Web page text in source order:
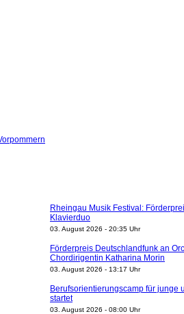
Rheingau Musik Festival:
Klavierduo
03. August 2026 - 20:35 Uhr
Förderpreis Deutschlandfunk an
Chordirigentin Katharina Morin
03. August 2026 - 13:17 Uhr
Berufsorientierungscamp für junge
startet
03. August 2026 - 08:00 Uhr